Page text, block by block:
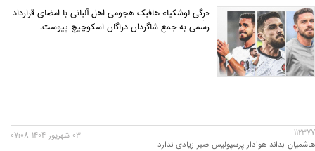
«رِگی لوشکیا» هافبک هجومی اهل آلبانی با امضای قرارداد
رسمی به جمع شاگردان دراگان اسکوچیچ پیوست.
112377
هاشمیان بداند هوادار پرسپولیس صبر زیادی ندارد
03 شهريور 1404 07:08